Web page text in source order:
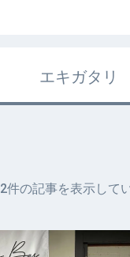
エキガタリ
2件の記事を表示して